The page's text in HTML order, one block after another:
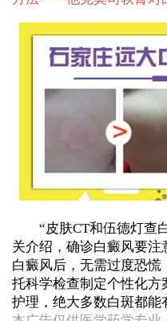
“皮肤CT和伍德灯查白
关介绍，确诊白癜风要
白癜风后，无需过度恐
托科学检查制定个性化方
护理，绝大多数白斑都能